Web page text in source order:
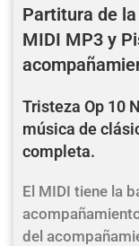
Partitura de
MIDI MP3 y
Tristeza Op 10
música de
completa.
El MIDI tiene la
del